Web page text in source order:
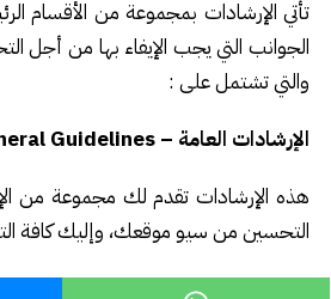
تأتي الإرشادات بمجموعة من الأقسام
الجوانب التي يجب الإيفاء بها من أجل
والتي تشتمل على :
الإرشادات العامة – General Guidelines
هذه الإرشادات تقدم لك مجموعة من
التحسين من سيو موقعك، وإليك كافة
حافظ على بساطة بنية الروابط